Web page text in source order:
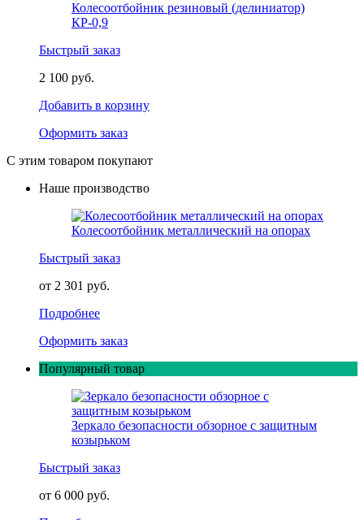
Колесоотбойник резиновый (делиниатор)
КР-0,9
Быстрый заказ
2 100 руб.
Добавить в корзину
Оформить заказ
С этим товаром покупают
Наше производство
Колесоотбойник металлический на опорах
Быстрый заказ
от 2 301 руб.
Подробнее
Оформить заказ
Популярный товар
Зеркало безопасности обзорное с защитным
козырьком
Быстрый заказ
от 6 000 руб.